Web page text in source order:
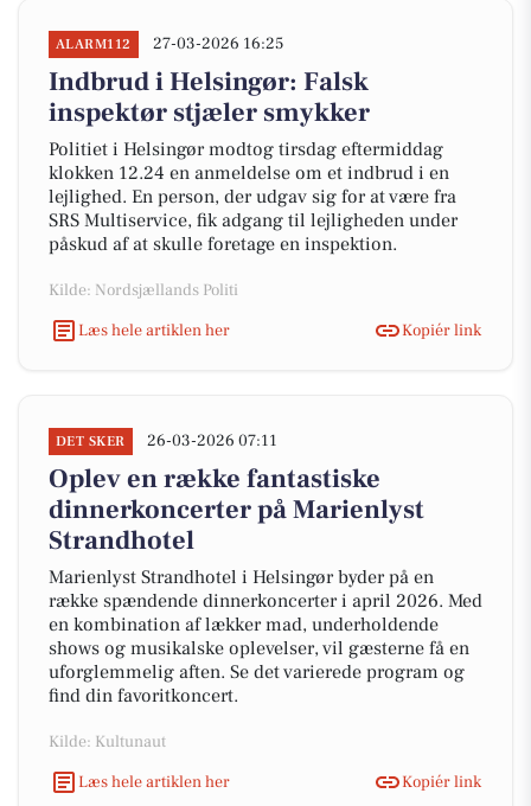
ALARM112 27-03-2026 16:25
Indbrud i Helsingør: Falsk
inspektør stjæler smykker
Politiet i Helsingør modtog tirsdag eftermiddag
klokken 12.24 en anmeldelse om et indbrud i en
lejlighed. En person, der udgav sig for at være fra
SRS Multiservice, fik adgang til lejligheden under
påskud af at skulle foretage en inspektion.
Kilde: Nordsjællands Politi
Læs hele artiklen her
Kopiér link
DET SKER 26-03-2026 07:11
Oplev en række fantastiske
dinnerkoncerter på Marienlyst
Strandhotel
Marienlyst Strandhotel i Helsingør byder på en
række spændende dinnerkoncerter i april 2026. Med
en kombination af lækker mad, underholdende
shows og musikalske oplevelser, vil gæsterne få en
uforglemmelig aften. Se det varierede program og
find din favoritkoncert.
Kilde: Kultunaut
Læs hele artiklen her
Kopiér link